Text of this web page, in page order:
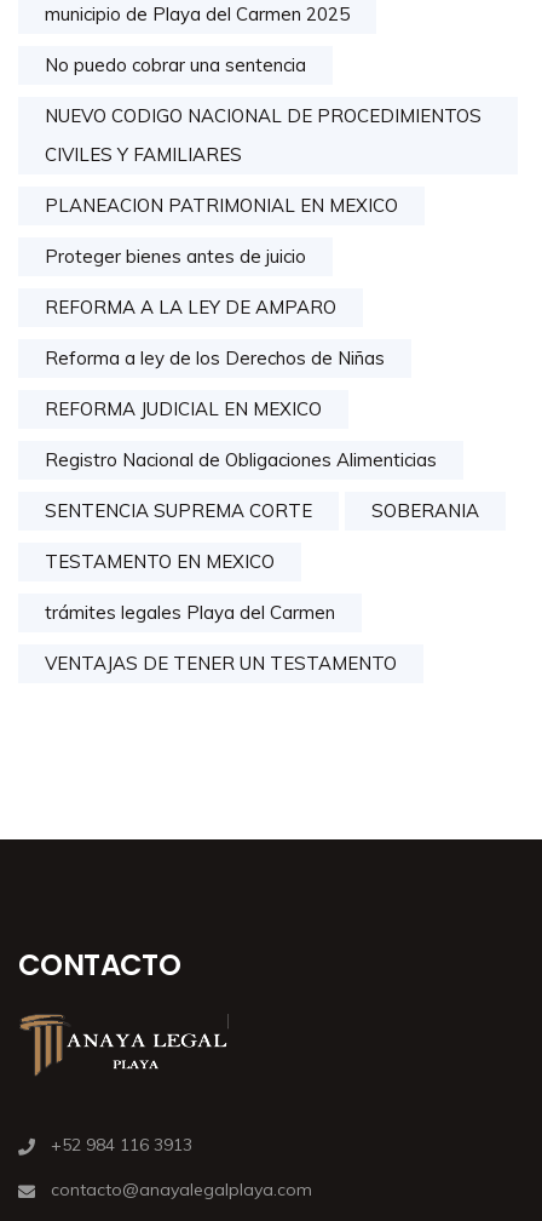
municipio de Playa del Carmen 2025
No puedo cobrar una sentencia
NUEVO CODIGO NACIONAL DE PROCEDIMIENTOS
CIVILES Y FAMILIARES
PLANEACION PATRIMONIAL EN MEXICO
Proteger bienes antes de juicio
REFORMA A LA LEY DE AMPARO
Reforma a ley de los Derechos de Niñas
REFORMA JUDICIAL EN MEXICO
Registro Nacional de Obligaciones Alimenticias
SENTENCIA SUPREMA CORTE SOBERANIA
TESTAMENTO EN MEXICO
trámites legales Playa del Carmen
VENTAJAS DE TENER UN TESTAMENTO
CONTACTO
+52 984 116 3913
contacto@anayalegalplaya.com